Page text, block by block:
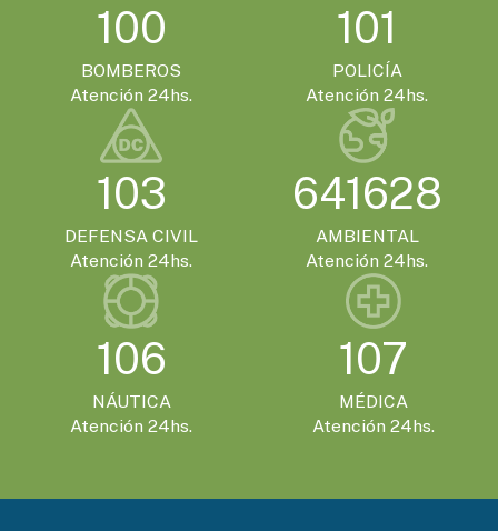
100
BOMBEROS
Atención 24hs.
101
POLICÍA
Atención 24hs.
103
DEFENSA CIVIL
Atención 24hs.
641628
AMBIENTAL
Atención 24hs.
106
NÁUTICA
Atención 24hs.
107
MÉDICA
Atención 24hs.